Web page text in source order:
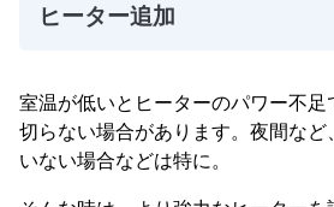
ヒーター追加
室温が低いとヒーターのパワー不足
切らない場合があります。夜間など
いない場合などは特に。